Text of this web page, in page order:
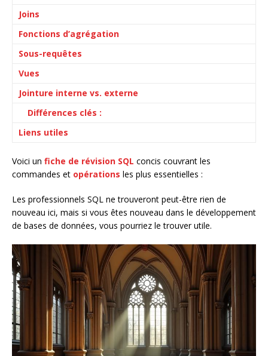
Joins
Fonctions d’agrégation
Sous-requêtes
Vues
Jointure interne vs. externe
Différences clés :
Liens utiles
Voici un fiche de révision SQL concis couvrant les
commandes et opérations les plus essentielles :
Les professionnels SQL ne trouveront peut-être rien de
nouveau ici, mais si vous êtes nouveau dans le développement
de bases de données, vous pourriez le trouver utile.